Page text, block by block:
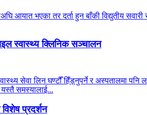
भएका तर दर्ता हुन बाँकी विद्युतीय सवारी
स्वास्थ्य क्लिनिक सञ्चालन
सेवा लिन घण्टौँ हिँड्नुपर्ने र अस्पतालमा पनि
समस्यालाई...
प्रदर्शन